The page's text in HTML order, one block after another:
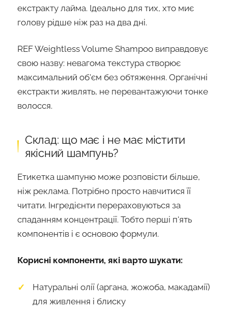
екстракту лайма. Ідеально для тих, хто миє
голову рідше ніж раз на два дні.
REF Weightless Volume Shampoo виправдовує
свою назву: невагома текстура створює
максимальний об'єм без обтяження. Органічні
екстракти живлять, не перевантажуючи тонке
волосся.
Склад: що має і не має містити
якісний шампунь?
Етикетка шампуню може розповісти більше,
ніж реклама. Потрібно просто навчитися її
читати. Інгредієнти перераховуються за
спаданням концентрації. Тобто перші п'ять
компонентів і є основою формули.
Корисні компоненти, які варто шукати:
Натуральні олії (аргана, жожоба, макадамії)
для живлення і блиску